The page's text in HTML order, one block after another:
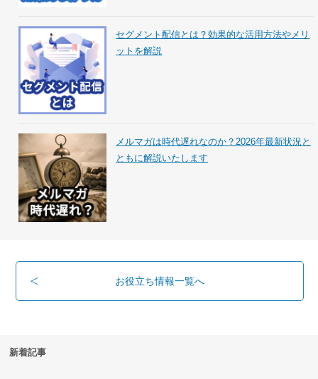
セグメント配信とは？効果的な活用方法やメリ
ットを解説
メルマガは時代遅れなのか？2026年最新状況と
ともに解説いたします
お役立ち情報一覧へ
新着記事